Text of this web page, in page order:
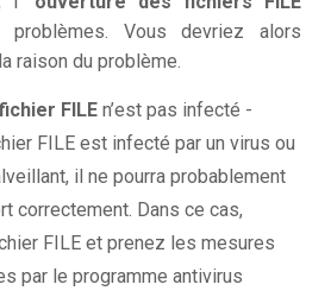
Vous devriez alors
raison du problème.
FILE n’est pas infecté -
FILE est infecté par un virus ou
il ne pourra probablement
correctement. Dans ce cas,
FILE et prenez les mesures
par le programme antivirus